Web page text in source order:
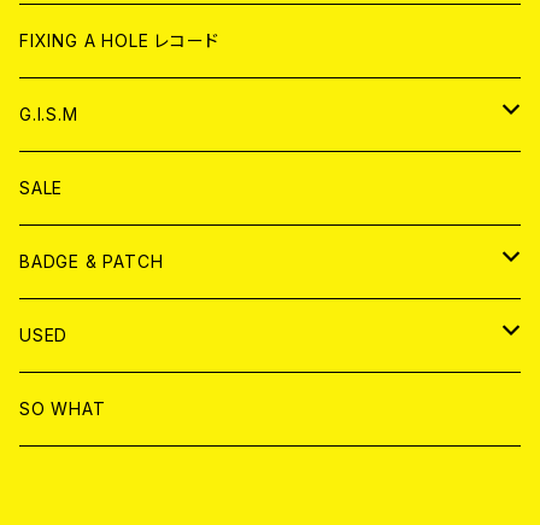
ANALOG
CD
ANALOG
CD
ANALOG
WORLD
CD
ANALOG
CD
アナログ
DVD
T-shirt & WEAR
FIXING A HOLE レコード
G.I.S.M
CD
ANALOG
T-SHIRT & WEAR
DVD
SALE
BADGE & PATCH
BADGE
PATCH
USED
書籍
SO WHAT